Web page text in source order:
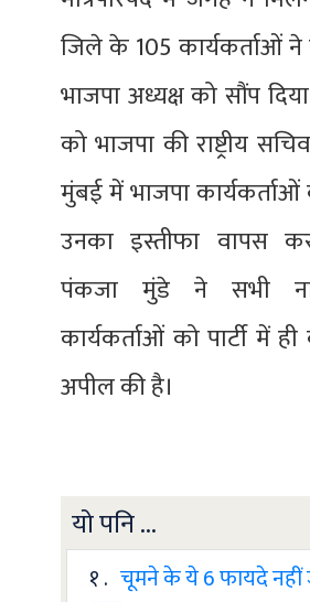
जिले के 105 कार्यकर्ताओं ने
भाजपा अध्यक्ष को सौंप
को भाजपा की राष्ट्रीय
मुंबई में भाजपा
उनका इस्तीफा वापस
पंकजा मुंडे ने सभी
कार्यकर्ताओं को पार्टी में
अपील की है।
यो पनि ...
१ . चूमने के ये 6 फायदे नहीं